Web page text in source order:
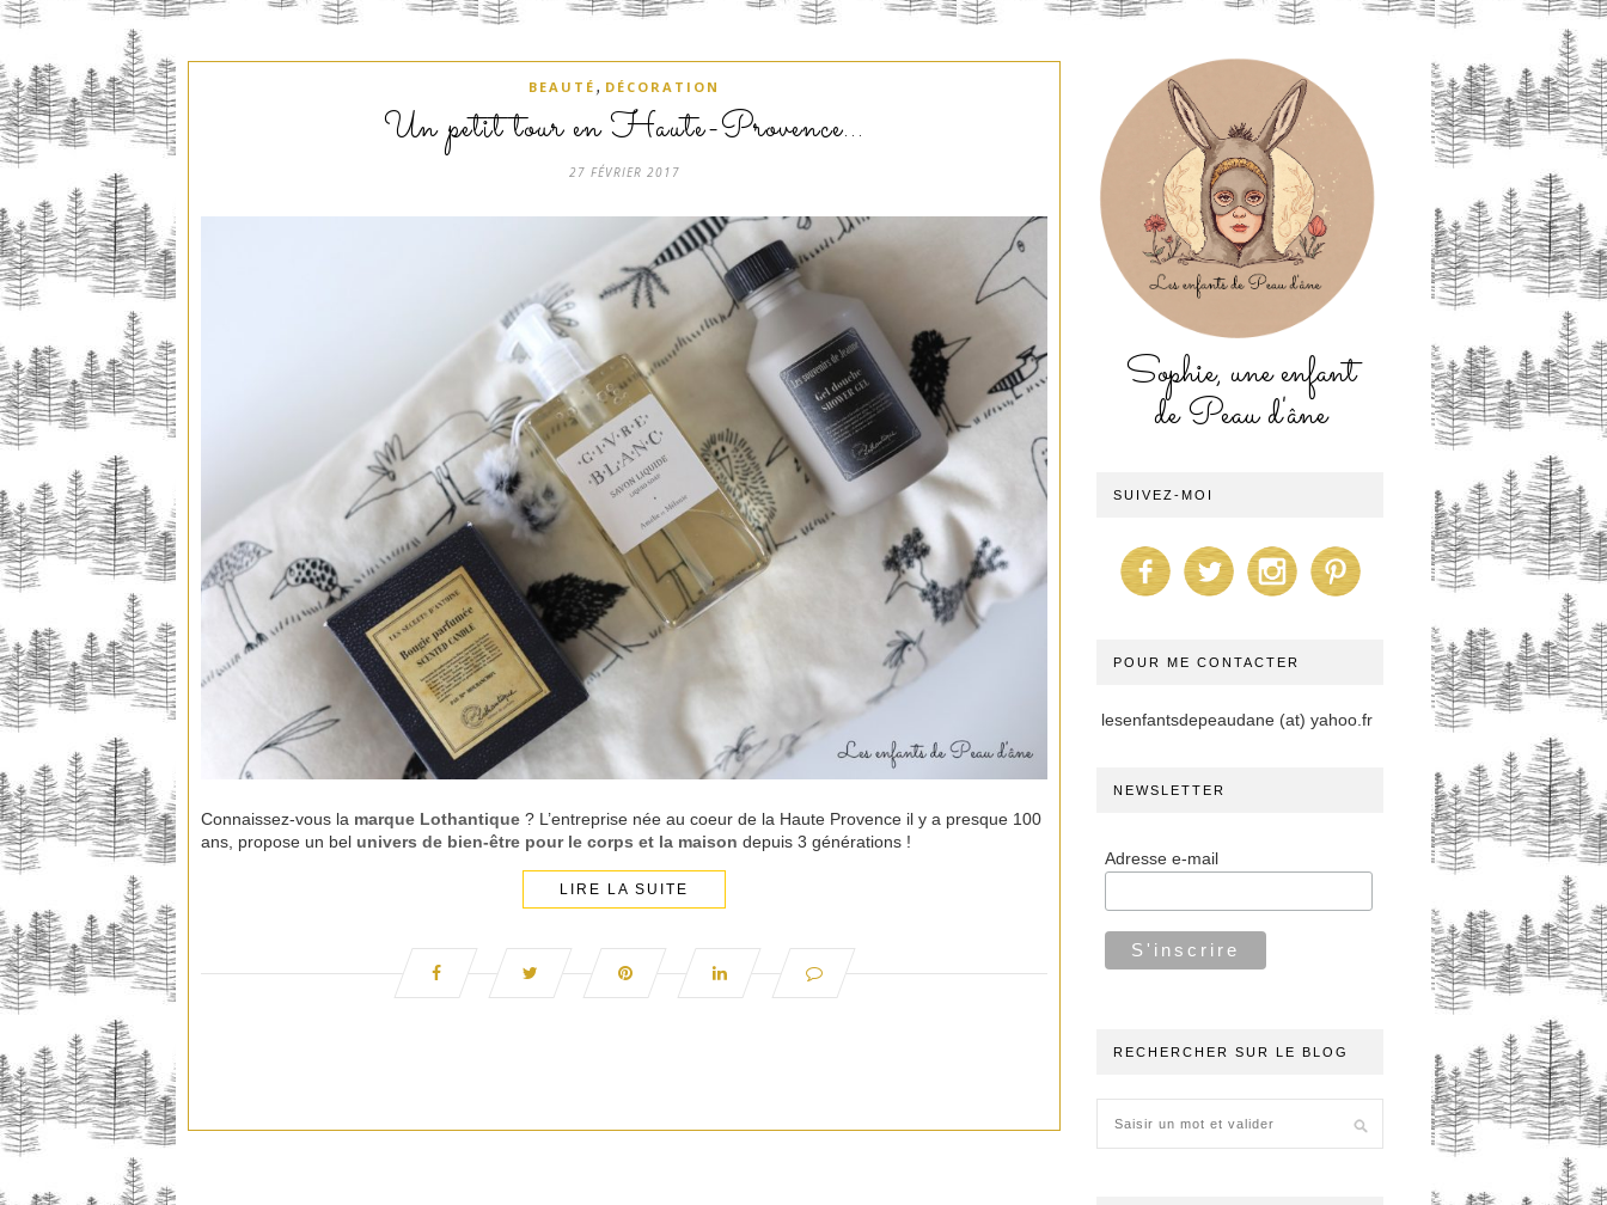
BEAUTÉ , DÉCORATION
Un petit tour en Haute-Provence…
27 FÉVRIER 2017
Connaissez-vous la marque Lothantique ? L’entreprise née au coeur de la Haute Provence il y a presque 100
ans, propose un bel univers de bien-être pour le corps et la maison depuis 3 générations !
LIRE LA SUITE
Sophie, une enfant
de Peau d'âne
SUIVEZ-MOI
POUR ME CONTACTER
lesenfantsdepeaudane (at) yahoo.fr
NEWSLETTER
Adresse e-mail
RECHERCHER SUR LE BLOG